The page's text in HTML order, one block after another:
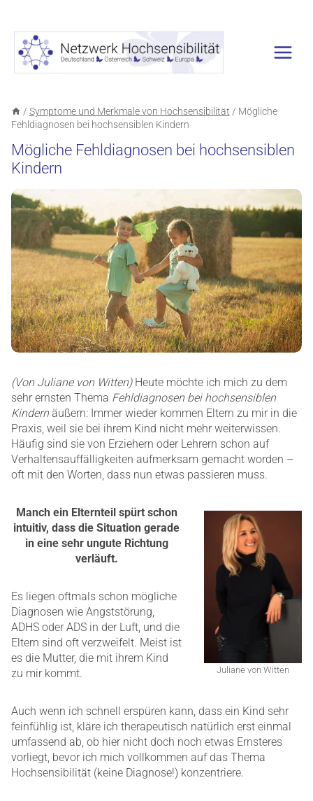
springen
/ Symptome und Merkmale von Hochsensibilität / Mögliche
Fehldiagnosen bei hochsensiblen Kindern
Mögliche Fehldiagnosen bei hochsensiblen
Kindern
(Von Juliane von Witten)Heute möchte ich mich zu dem
sehr ernsten Thema Fehldiagnosen bei hochsensiblen
Kindernäußern: Immer wieder kommen Eltern zu mir in die
Praxis, weil sie bei ihrem Kind nicht mehr weiterwissen.
Häufig sind sie von Erziehern oder Lehrern schon auf
Verhaltensauffälligkeiten aufmerksam gemacht worden –
oft mit den Worten, dass nun etwas passieren muss.
Juliane von Witten
Manch ein Elternteil spürt schon
intuitiv, dass die Situation gerade
in eine sehr ungute Richtung
verläuft.
Es liegen oftmals schon mögliche
Diagnosen wie Angststörung,
ADHS oder ADS in der Luft, und die
Eltern sind oft verzweifelt. Meist ist
es die Mutter, die mit ihrem Kind
zu mir kommt.
Auch wenn ich schnell erspüren kann, dass ein Kind sehr
feinfühlig ist, kläre ich therapeutisch natürlich erst einmal
umfassend ab, ob hier nicht doch noch etwas Ernsteres
vorliegt, bevor ich mich vollkommen auf das Thema
Hochsensibilität (keine Diagnose!) konzentriere.